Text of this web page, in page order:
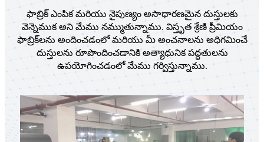
ఫాబ్రిక్ ఎంపిక మరియు నైపుణ్యం అసాధారణమైన దుస్తులకు
వెన్నెముక అని మేము నమ్ముతున్నాము. విస్తృత శ్రేణి ప్రీమియం
ఫాబ్రిక్‌లను అందించడంలో మరియు మీ అంచనాలను అధిగమించే
దుస్తులను రూపొందించడానికి అత్యాధునిక పద్ధతులను
ఉపయోగించడంలో మేము గర్విస్తున్నాము.